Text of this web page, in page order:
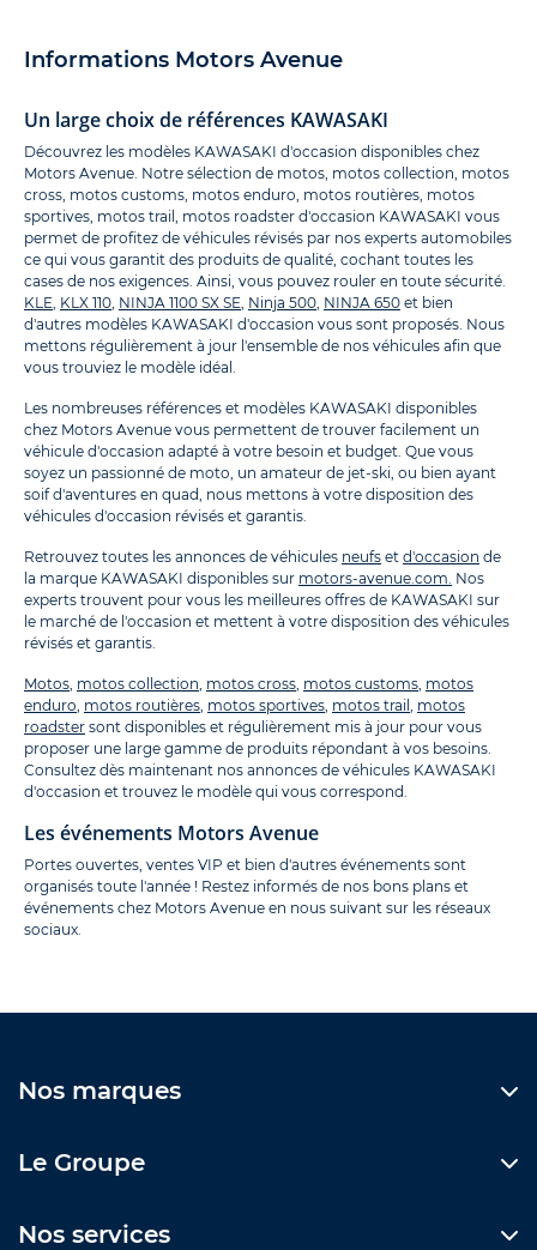
Informations Motors Avenue
Un large choix de références KAWASAKI
Découvrez les modèles KAWASAKI d'occasion disponibles chez
Motors Avenue. Notre sélection de motos, motos collection, motos
cross, motos customs, motos enduro, motos routières, motos
sportives, motos trail, motos roadster d'occasion KAWASAKI vous
permet de profitez de véhicules révisés par nos experts automobiles
ce qui vous garantit des produits de qualité, cochant toutes les
cases de nos exigences. Ainsi, vous pouvez rouler en toute sécurité.
KLE KLX 110 NINJA 1100 SX SE Ninja 500 NINJA 650 et bien
d'autres modèles KAWASAKI d'occasion vous sont proposés. Nous
mettons régulièrement à jour l'ensemble de nos véhicules afin que
vous trouviez le modèle idéal.
Les nombreuses références et modèles KAWASAKI disponibles
chez Motors Avenue vous permettent de trouver facilement un
véhicule d'occasion adapté à votre besoin et budget. Que vous
soyez un passionné de moto, un amateur de jet-ski, ou bien ayant
soif d'aventures en quad, nous mettons à votre disposition des
véhicules d'occasion révisés et garantis.
Retrouvez toutes les annonces de véhicules neufs et d'occasion de
la marque KAWASAKI disponibles sur motors-avenue.com. Nos
experts trouvent pour vous les meilleures offres de KAWASAKI sur
le marché de l'occasion et mettent à votre disposition des véhicules
révisés et garantis.
Motos motos collection motos cross motos customs motos
enduro motos routières motos sportives motos trail
motos
roadster sont disponibles et régulièrement mis à jour pour vous
proposer une large gamme de produits répondant à vos besoins.
Consultez dès maintenant nos annonces de véhicules KAWASAKI
d'occasion et trouvez le modèle qui vous correspond.
Les événements Motors Avenue
Portes ouvertes, ventes VIP et bien d'autres événements sont
organisés toute l'année ! Restez informés de nos bons plans et
événements chez Motors Avenue en nous suivant sur les réseaux
sociaux.
Nos marques
Le Groupe
Nos services